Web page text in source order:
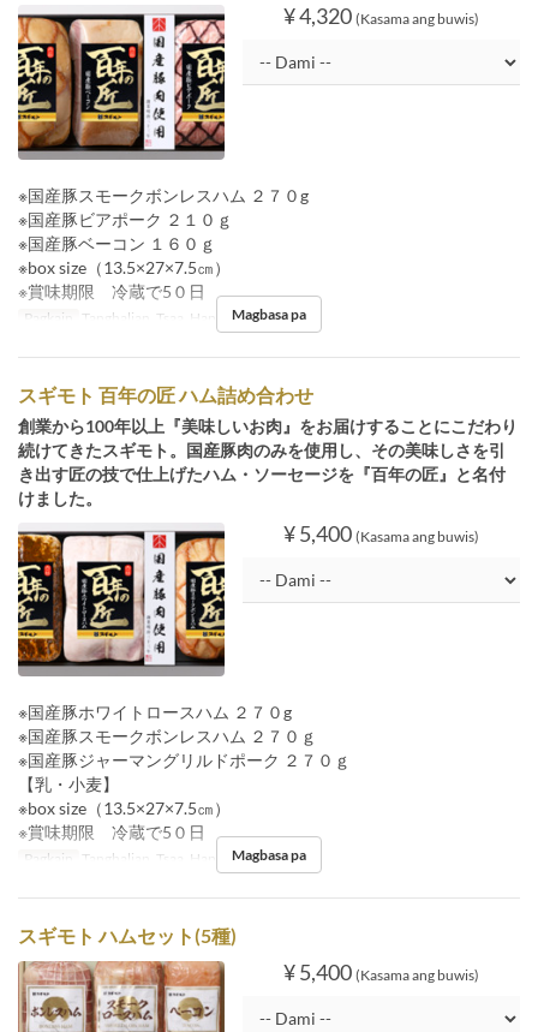
¥ 4,320 (Kasama ang buwis)
※国産豚スモークボンレスハム ２７０g
※国産豚ビアポーク ２１０ｇ
※国産豚ベーコン １６０ｇ
※box size（13.5×27×7.5㎝）
※賞味期限 冷蔵で5０日
Pagkain Tanghalian, Tsaa, HapunanMagbasa pa
スギモト 百年の匠 ハム詰め合わせ
創業から100年以上『美味しいお肉』をお届けすることにこだわり
続けてきたスギモト。国産豚肉のみを使用し、その美味しさを引
き出す匠の技で仕上げたハム・ソーセージを『百年の匠』と名付
けました。
¥ 5,400 (Kasama ang buwis)
※国産豚ホワイトロースハム ２７０g
※国産豚スモークボンレスハム ２７０ｇ
※国産豚ジャーマングリルドポーク ２７０ｇ
【乳・小麦】
※box size（13.5×27×7.5㎝）
※賞味期限 冷蔵で5０日
Pagkain Tanghalian, Tsaa, HapunanMagbasa pa
スギモト ハムセット(5種)
¥ 5,400 (Kasama ang buwis)